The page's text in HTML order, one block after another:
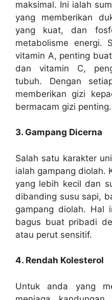
maksimal. Ini ialah
yang memberikan
yang kuat, dan
metabolisme energi.
vitamin A, penting
dan vitamin C,
tubuh. Dengan
memberikan gizi
bermacam gizi penting.
3. Gampang Dicerna
Salah satu karakter
ialah gampang diolah.
yang lebih kecil dan
dibanding susu sapi,
gampang diolah. Hal
bagus buat pribadi
atau perut sensitif.
4. Rendah Kolesterol
Untuk anda yang